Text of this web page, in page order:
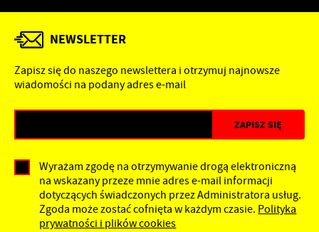
NEWSLETTER
Zapisz się do naszego newslettera i otrzymuj najnowsze
wiadomości na podany adres e-mail
Wyrażam zgodę na otrzymywanie drogą elektroniczną
na wskazany przeze mnie adres e-mail informacji
dotyczących świadczonych przez Administratora usług.
Zgoda może zostać cofnięta w każdym czasie. Polityka
prywatności i plików cookies